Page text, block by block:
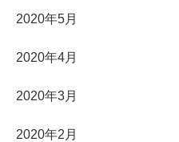
2020年5月
2020年4月
2020年3月
2020年2月